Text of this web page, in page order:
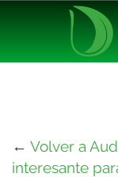
← Volver a
interesante